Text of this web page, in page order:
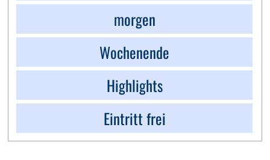
morgen
Wochenende
Highlights
Eintritt frei